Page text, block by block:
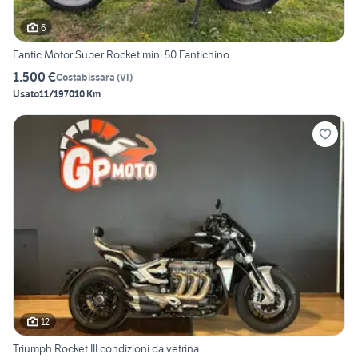
6
Fantic Motor Super Rocket mini 50 Fantichino
1.500 €Costabissara (VI)
Usato11/197010 Km
12
Triumph Rocket III condizioni da vetrina